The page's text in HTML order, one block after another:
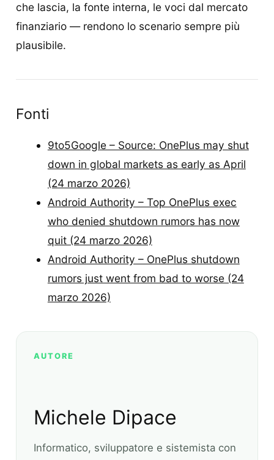
che lascia, la fonte interna, le voci dal mercato
finanziario — rendono lo scenario sempre più
plausibile.
Fonti
9to5Google – Source: OnePlus may shut
down in global markets as early as April
(24 marzo 2026)
Android Authority – Top OnePlus exec
who denied shutdown rumors has now
quit (24 marzo 2026)
Android Authority – OnePlus shutdown
rumors just went from bad to worse (24
marzo 2026)
AUTORE
Michele Dipace
Informatico, sviluppatore e sistemista con